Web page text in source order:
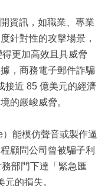
資訊，如職業、專業
針對性的攻擊場景，
更加高效且具威脅
，商務電子郵件詐騙
接近 85 億美元的經濟
的嚴峻威脅。
能模仿聲音或製作逼
顧問公司曾被騙子利
部門下達「緊急匯
的損失。